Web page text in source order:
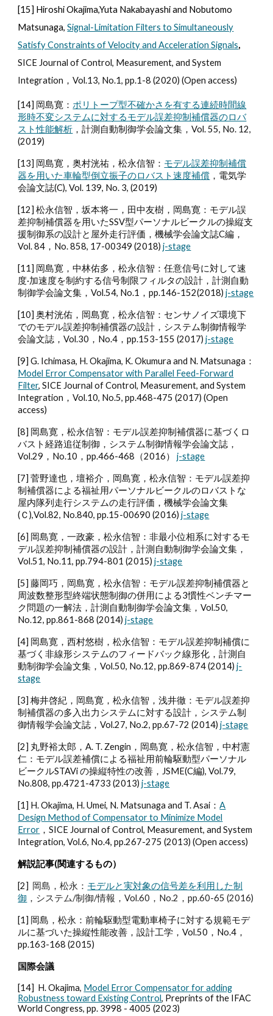
[15] Hiroshi Okajima,Yuta Nakabayashi and Nobutomo
Matsunaga,Signal-Limitation Filters to Simultaneously
Satisfy Constraints of Velocity and Acceleration Signals,
SICE Journal of Control, Measurement, and System
Integration，Vol.13, No.1, pp.1-8 (2020) (Open access)
[14] 岡島寛： ポリトープ型不確かさを有する連続時間線
形時不変システムに対するモデル誤差抑制補償器のロバ
スト性能解析 ，計測自動制御学会論文集，Vol. 55, No. 12,
(2019)
[13] 岡島寛，奥村洸祐，松永信智： モデル誤差抑制補償
器を用いた車輪型倒立振子のロバスト速度補償 ，電気学
会論文誌(C), Vol. 139, No. 3, (2019)
[12] 松永信智，坂本将一，田中友樹，岡島寛：モデル誤
差抑制補償器を用いたSSV型パーソナルビークルの操縦支
援制御系の設計と屋外走行評価，機械学会論文誌C編，
Vol. 84，No. 858, 17-00349 (2018) j-stage
[11] 岡島寛，中林佑多，松永信智：任意信号に対して速
度·加速度を制約する信号制限フィルタの設計，計測自動
制御学会論文集，Vol.54, No.1，pp.146-152(2018) j-stage
[10] 奥村洸佑，岡島寛，松永信智：センサノイズ環境下
でのモデル誤差抑制補償器の設計，システム制御情報学
会論文誌，Vol.30，No.4，pp.153-155 (2017) j-stage
[9] G. Ichimasa, H. Okajima, K. Okumura and N. Matsunaga：
Model Error Compensator with Parallel Feed-Forward
Filter, SICE Journal of Control, Measurement, and System
Integration，Vol.10, No.5, pp.468-475 (2017) (Open
access)
[8] 岡島寛，松永信智：モデル誤差抑制補償器に基づくロ
バスト経路追従制御，システム制御情報学会論文誌，
Vol.29，No.10，pp.466-468（2016）
j-stage
[7] 菅野達也，壇裕介，岡島寛，松永信智：モデル誤差抑
制補償器による福祉用パーソナルビークルのロバストな
屋内隊列走行システムの走行評価，機械学会論文集
(Ｃ),Vol.82, No.840, pp.15-00690 (2016) j-stage
[6] 岡島寛，一政豪，松永信智：非最小位相系に対するモ
デル誤差抑制補償器の設計，計測自動制御学会論文集，
Vol.51, No.11, pp.794-801 (2015) j-stage
[5] 藤岡巧，岡島寛，松永信智：モデル誤差抑制補償器と
周波数整形型終端状態制御の併用による3慣性ベンチマー
ク問題の一解法，計測自動制御学会論文集，Vol.50,
No.12, pp.861-868 (2014) j-stage
[4] 岡島寛，西村悠樹，松永信智：モデル誤差抑制補償に
基づく非線形システムのフィードバック線形化，計測自
動制御学会論文集，Vol.50, No.12, pp.869-874 (2014) j-
stage
[3] 梅井啓紀，岡島寛，松永信智，浅井徹：モデル誤差抑
制補償器の多入出力システムに対する設計，システム制
御情報学会論文誌，Vol.27, No.2, pp.67-72 (2014) j-stage
[2] 丸野裕太郎，A. T. Zengin，岡島寛，松永信智，中村憲
仁：モデル誤差補償による福祉用前輪駆動型パーソナル
ビークルSTAVi の操縦特性の改善，JSME(C編), Vol.79,
No.808, pp.4721-4733 (2013) j-stage
[1] H. Okajima, H. Umei, N. Matsunaga and T. Asai：A
Design Method of Compensator to Minimize Model
Error ，SICE Journal of Control, Measurement, and System
Integration, Vol.6, No.4, pp.267-275 (2013) (Open access)
解説記事(関連するもの）
[2] 岡島，松永： モデルと実対象の信号差を利用した制
御 ，システム/制御/情報，Vol.60，No.2，pp.60-65 (2016)
[1] 岡島，松永：前輪駆動型電動車椅子に対する規範モデ
ルに基づいた操縦性能改善，設計工学，Vol.50，No.4，
pp.163-168 (2015)
国際会議
[14] H. Okajima, Model Error Compensator for adding
Robustness toward Existing Control, Preprints of the IFAC
World Congress, pp. 3998 - 4005 (2023)